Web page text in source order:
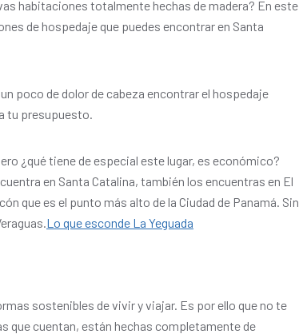
habitaciones totalmente hechas de madera? En este
de hospedaje que puedes encontrar en Santa
poco de dolor de cabeza encontrar el hospedaje
tu presupuesto.
¿qué tiene de especial este lugar, es económico?
en Santa Catalina, también los encuentras en El
que es el punto más alto de la Ciudad de Panamá. Sin
Lo que esconde La Yeguada
sostenibles de vivir y viajar. Es por ello que no te
que cuentan, están hechas completamente de